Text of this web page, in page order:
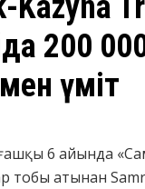
200
үміт
6 айында
тобы атынан